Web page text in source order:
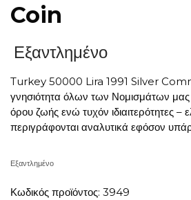
Coin
Εξαντλημένο
Turkey 50000 Lira 1991 Silver
γνησιότητα όλων των Νομισμάτων μας
όρου ζωής ενώ τυχόν ιδιαιτερότητες –
περιγράφονται αναλυτικά εφόσον
Εξαντλημένο
Κωδικός προϊόντος: 3949